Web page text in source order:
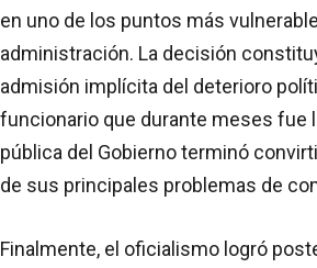
en uno de los puntos más
administración. La decisión
admisión implícita del deterioro
funcionario que durante meses fue
pública del Gobierno terminó
de sus principales problemas de
Finalmente, el oficialismo logró